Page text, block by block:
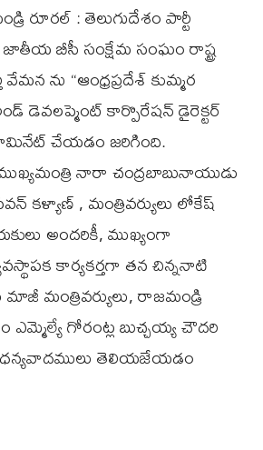
రూరల్ : తెలుగుదేశం పార్టీ
జాతీయ బీసీ సంక్షేమ సంఘం రాష్ట్ర
వేమన ను “ఆంధ్రప్రదేశ్ కుమ్మర
డెవలప్మెంట్ కార్పొరేషన్ డైరెక్టర్
నామినేట్ చేయడం జరిగింది.
ముఖ్యమంత్రి నారా చంద్రబాబునాయుడు
కళ్యాణ్ , మంత్రివర్యులు లోకేష్
అందరికీ, ముఖ్యంగా
కార్యకర్తగా తన చిన్ననాటి
మాజీ మంత్రివర్యులు, రాజమండ్రి
గోరంట్ల బుచ్చయ్య చౌదరి
ధన్యవాదములు తెలియజేయడం